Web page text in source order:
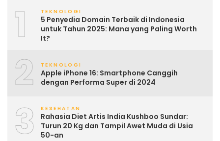
1 TEKNOLOGI
5 Penyedia Domain Terbaik di Indonesia
untuk Tahun 2025: Mana yang Paling Worth
It?
2 TEKNOLOGI
Apple iPhone 16: Smartphone Canggih
dengan Performa Super di 2024
3 KESEHATAN
Rahasia Diet Artis India Kushboo Sundar:
Turun 20 Kg dan Tampil Awet Muda di Usia
50-an